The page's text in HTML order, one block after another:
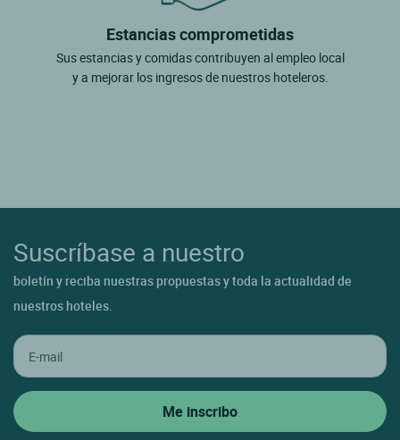
Estancias comprometidas
Sus estancias y comidas contribuyen al empleo local
y a mejorar los ingresos de nuestros hoteleros.
Suscríbase a nuestro
boletín y reciba nuestras propuestas y toda la actualidad de
nuestros hoteles.